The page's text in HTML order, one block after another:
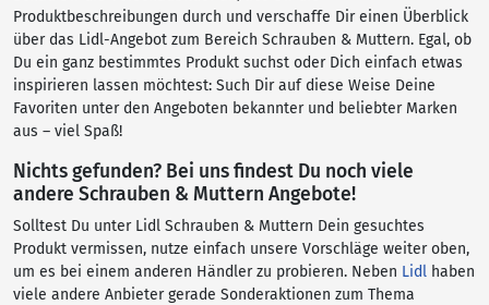
Produktbeschreibungen durch und verschaffe Dir einen Überblick
über das Lidl-Angebot zum Bereich Schrauben & Muttern. Egal, ob
Du ein ganz bestimmtes Produkt suchst oder Dich einfach etwas
inspirieren lassen möchtest: Such Dir auf diese Weise Deine
Favoriten unter den Angeboten bekannter und beliebter Marken
aus – viel Spaß!
Nichts gefunden? Bei uns findest Du noch viele
andere Schrauben & Muttern Angebote!
Solltest Du unter Lidl Schrauben & Muttern Dein gesuchtes
Produkt vermissen, nutze einfach unsere Vorschläge weiter oben,
um es bei einem anderen Händler zu probieren. Neben Lidl haben
viele andere Anbieter gerade Sonderaktionen zum Thema